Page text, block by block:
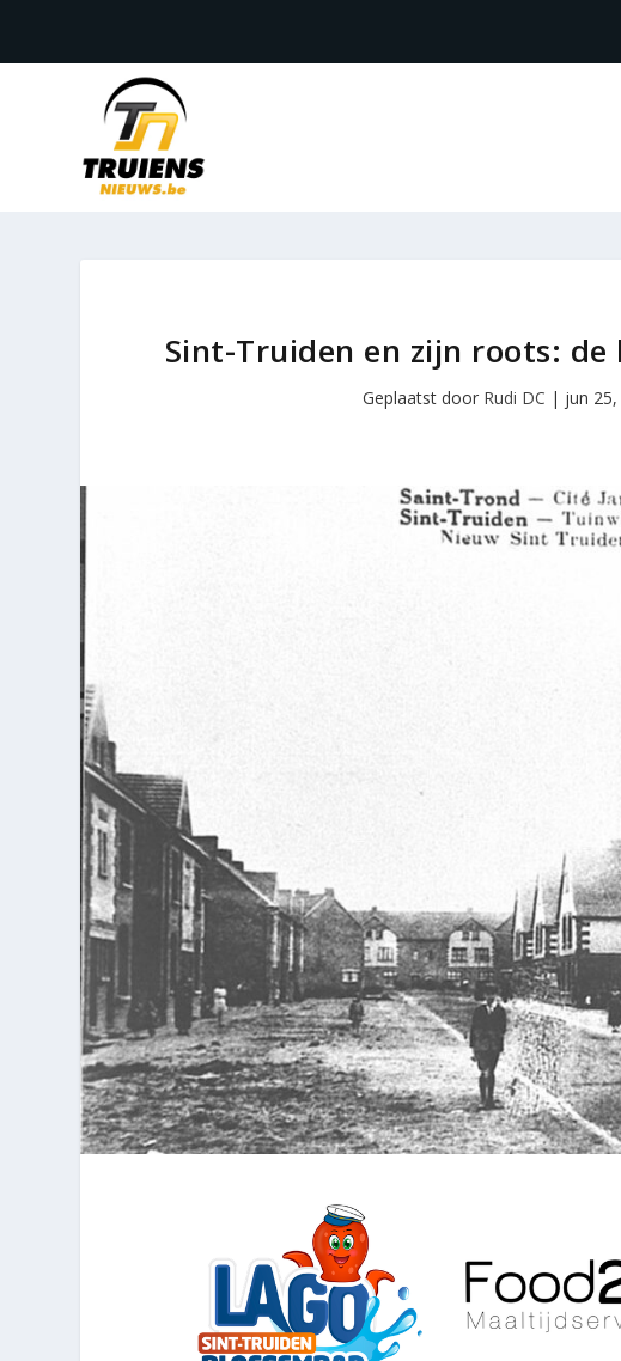
Sint-Truiden en zijn roots:
Geplaatst door Rudi DC | jun